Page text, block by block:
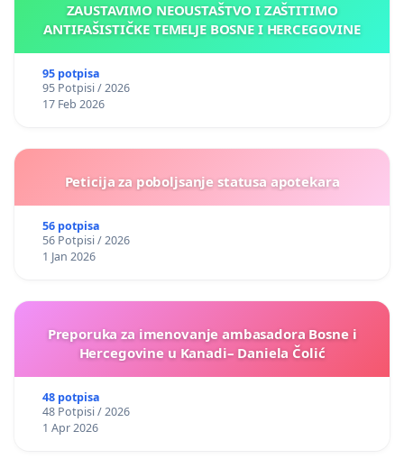
ZAUSTAVIMO NEOUSTAŠTVO I ZAŠTITIMO
ANTIFAŠISTIČKE TEMELJE BOSNE I HERCEGOVINE
95 potpisa
95 Potpisi / 2026
17 Feb 2026
Peticija za poboljsanje statusa apotekara
56 potpisa
56 Potpisi / 2026
1 Jan 2026
Preporuka za imenovanje ambasadora Bosne i
Hercegovine u Kanadi– Daniela Čolić
48 potpisa
48 Potpisi / 2026
1 Apr 2026